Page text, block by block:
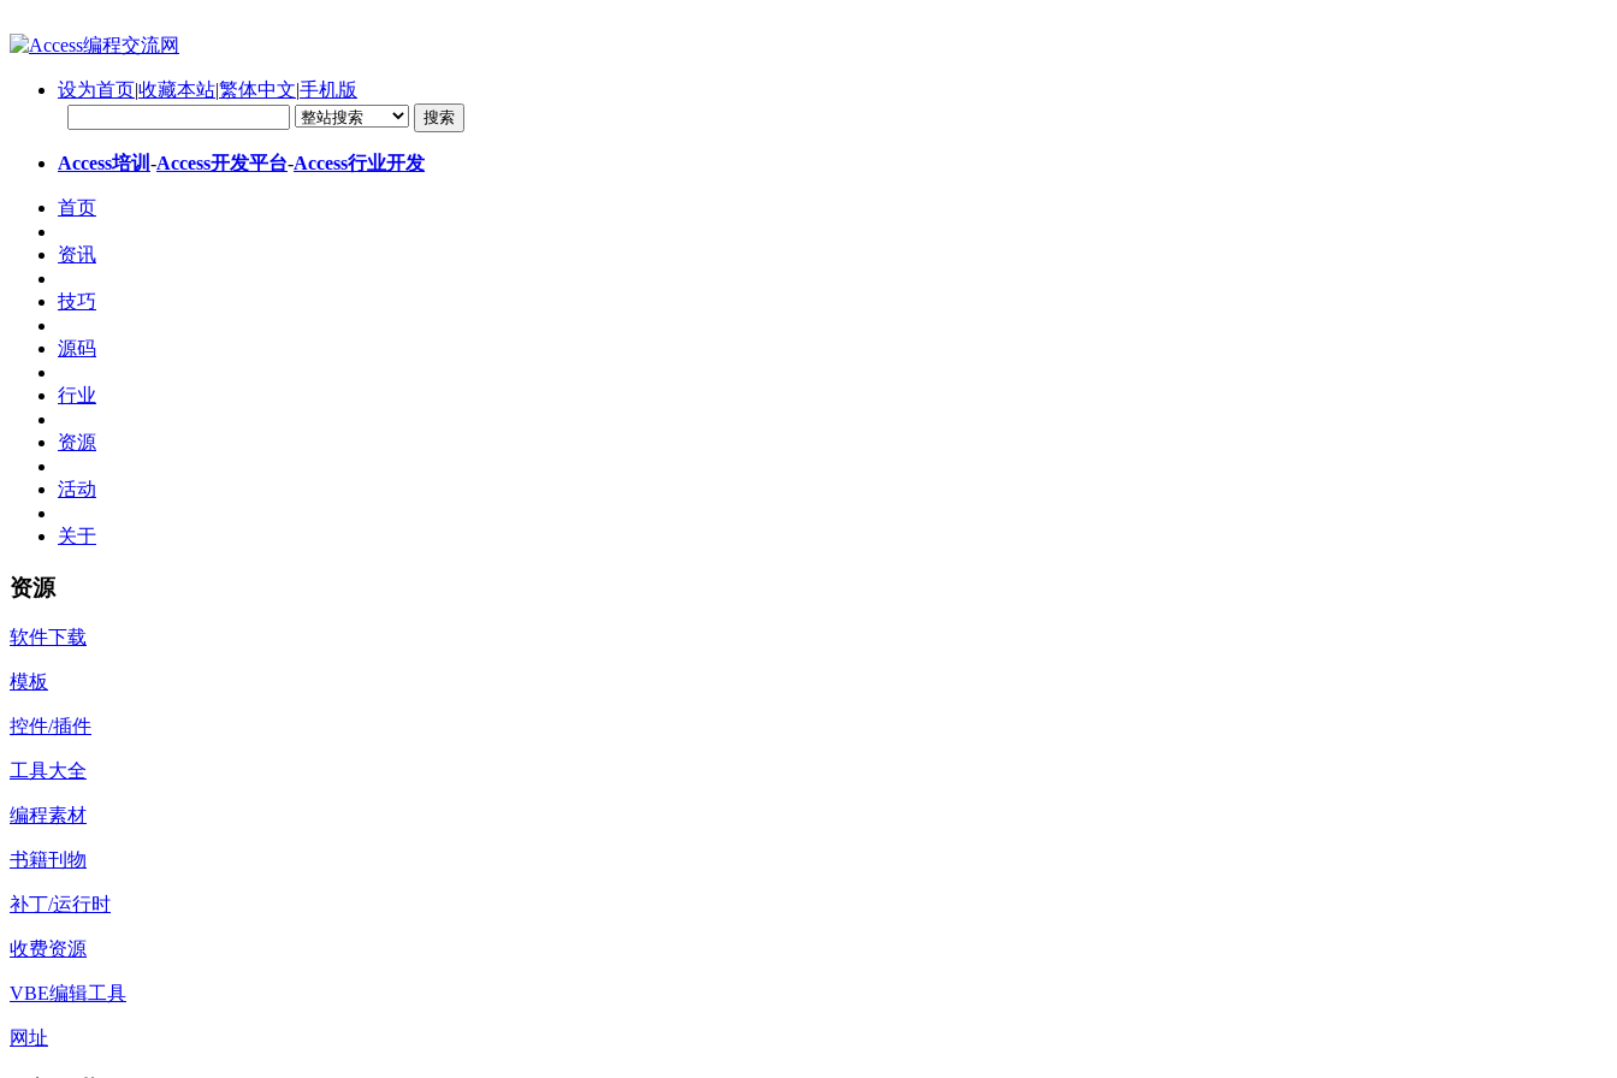
设为首页|收藏本站|繁体中文|手机版
Access培训 -Access开发平台-Access行业开发
首页
资讯
技巧
源码
行业
资源
活动
关于
资源
软件下载
模板
控件/插件
工具大全
编程素材
书籍刊物
补丁/运行时
收费资源
VBE编辑工具
网址